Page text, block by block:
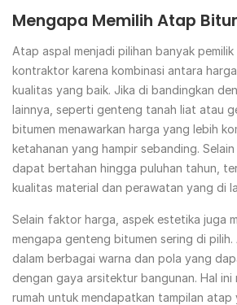
Mengapa Memilih Atap
Atap aspal menjadi pilihan banyak pemilik
kontraktor karena kombinasi antara
kualitas yang baik. Jika di bandingkan
lainnya, seperti genteng tanah liat atau
bitumen menawarkan harga yang lebih
ketahanan yang hampir sebanding.
dapat bertahan hingga puluhan tahun,
kualitas material dan perawatan yang di
Selain faktor harga, aspek estetika juga
mengapa genteng bitumen sering di
dalam berbagai warna dan pola yang
dengan gaya arsitektur bangunan. Hal ini
rumah untuk mendapatkan tampilan atap